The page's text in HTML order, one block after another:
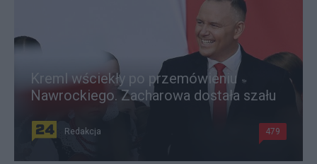
Kreml wściekły po przemówieniu
Nawrockiego. Zacharowa dostała szału
Redakcja 479